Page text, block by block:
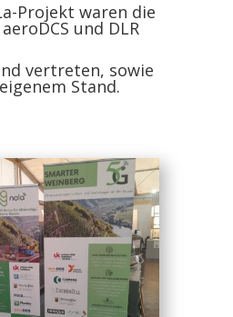
Projekt waren die
und DLR
vertreten, sowie
Stand.